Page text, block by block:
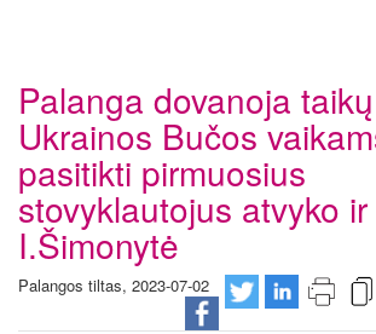
Palanga dovanoja
Ukrainos Bučos
pasitikti pirmuosius
stovyklautojus atvyko
I.Šimonytė
Palangos tiltas, 2023-07-02